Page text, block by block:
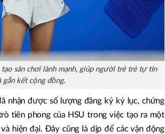
sân chơi lành mạnh, giúp người trẻ trẻ tự tin
gắn kết cộng đồng.
nhận được số lượng đăng ký kỷ lục, chứng
tiên phong của HSU trong việc tạo ra một
hiện đại. Đây cũng là dịp để các vận động